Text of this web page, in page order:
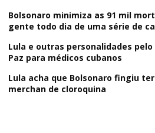
Bolsonaro minimiza as 91 mil
gente todo dia de uma série de
Lula e outras personalidades
Paz para médicos cubanos
Lula acha que Bolsonaro fingiu
merchan de cloroquina